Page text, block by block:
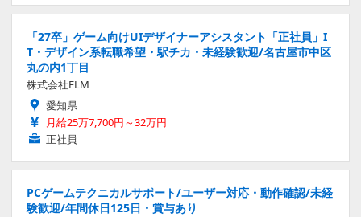
「27卒」ゲーム向けUIデザイナーアシスタント「正社員」I
T・デザイン系転職希望・駅チカ・未経験歓迎/名古屋市中区
丸の内1丁目
株式会社ELM
愛知県
月給25万7,700円～32万円
正社員
PCゲームテクニカルサポート/ユーザー対応・動作確認/未経
験歓迎/年間休日125日・賞与あり